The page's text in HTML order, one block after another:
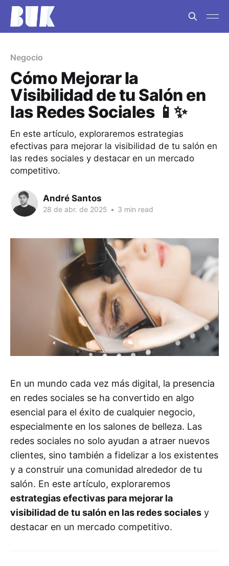
Negocio
Cómo Mejorar la
Visibilidad de tu Salón en
las Redes Sociales 📱✨
En este artículo, exploraremos estrategias
efectivas para mejorar la visibilidad de tu salón en
las redes sociales y destacar en un mercado
competitivo.
André Santos
28 de abr. de 2025 • 3 min read
En un mundo cada vez más digital, la presencia
en redes sociales se ha convertido en algo
esencial para el éxito de cualquier negocio,
especialmente en los salones de belleza. Las
redes sociales no solo ayudan a atraer nuevos
clientes, sino también a fidelizar a los existentes
y a construir una comunidad alrededor de tu
salón. En este artículo, exploraremos
estrategias efectivas para mejorar la
visibilidad de tu salón en las redes sociales y
destacar en un mercado competitivo.